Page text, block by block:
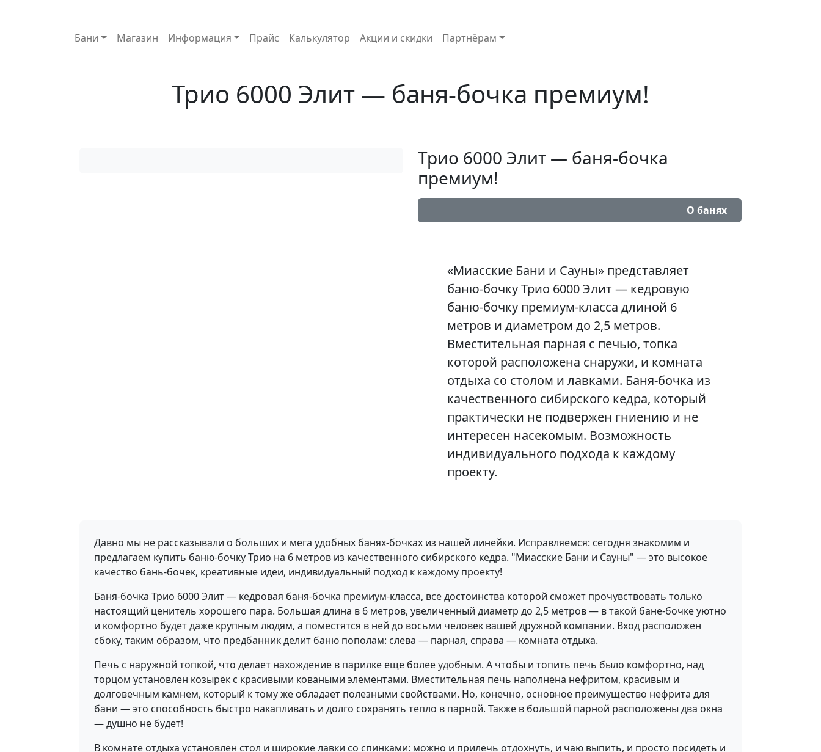
Основная навигация
Бани Магазин Информация Прайс Калькулятор Акции и скидки Партнёрам
Трио 6000 Элит — баня-бочка премиум!
Трио 6000 Элит — баня-бочка
премиум!
О банях
«Миасские Бани и Сауны» представляет
баню-бочку Трио 6000 Элит — кедровую
баню-бочку премиум-класса длиной 6
метров и диаметром до 2,5 метров.
Вместительная парная с печью, топка
которой расположена снаружи, и комната
отдыха со столом и лавками. Баня-бочка из
качественного сибирского кедра, который
практически не подвержен гниению и не
интересен насекомым. Возможность
индивидуального подхода к каждому
проекту.
Давно мы не рассказывали о больших и мега удобных банях-бочках из нашей линейки. Исправляемся: сегодня знакомим и
предлагаем купить баню-бочку Трио на 6 метров из качественного сибирского кедра. "Миасские Бани и Сауны" — это высокое
качество бань-бочек, креативные идеи, индивидуальный подход к каждому проекту!
Баня-бочка Трио 6000 Элит — кедровая баня-бочка премиум-класса, все достоинства которой сможет прочувствовать только
настоящий ценитель хорошего пара. Большая длина в 6 метров, увеличенный диаметр до 2,5 метров — в такой бане-бочке уютно
и комфортно будет даже крупным людям, а поместятся в ней до восьми человек вашей дружной компании. Вход расположен
сбоку, таким образом, что предбанник делит баню пополам: слева — парная, справа — комната отдыха.
Печь с наружной топкой, что делает нахождение в парилке еще более удобным. А чтобы и топить печь было комфортно, над
торцом установлен козырёк с красивыми коваными элементами. Вместительная печь наполнена нефритом, красивым и
долговечным камнем, который к тому же обладает полезными свойствами. Но, конечно, основное преимущество нефрита для
бани — это способность быстро накапливать и долго сохранять тепло в парной. Также в большой парной расположены два окна
— душно не будет!
В комнате отдыха установлен стол и широкие лавки со спинками: можно и прилечь отдохнуть, и чаю выпить, и просто посидеть и